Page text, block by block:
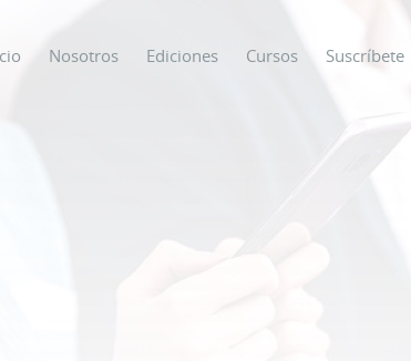
Nosotros Ediciones Cursos Suscríbete